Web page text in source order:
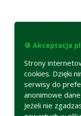
🍪 Akceptacja
Strony
cookies. Dzięki
serwisy do
anonimowe
Jeżeli nie